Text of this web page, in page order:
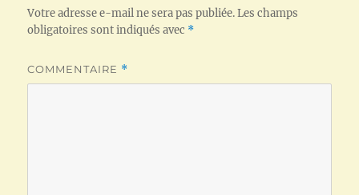
Votre adresse e-mail ne sera pas publiée. Les champs
obligatoires sont indiqués avec *
COMMENTAIRE *